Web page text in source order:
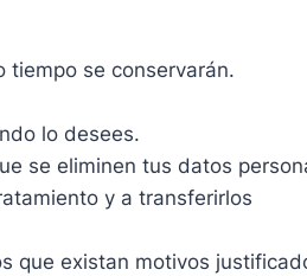
tiempo se conservarán.
lo desees.
se eliminen tus datos
y a transferirlos
que existan motivos